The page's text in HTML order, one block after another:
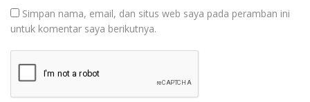
Simpan nama, email, dan situs web saya pada peramban ini
untuk komentar saya berikutnya.